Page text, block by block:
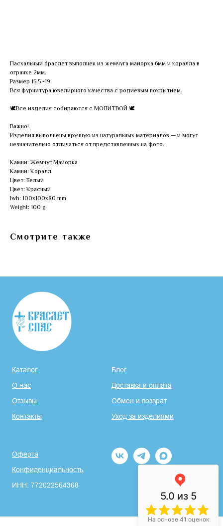
Пасхальный браслет выполнен из жемчуга майорка 6мм и коралла в
огранке 2мм.
Размер 15,5 -19
Вся фурнитура ювелирного качества с родиевым покрытием.
🕊Все изделия собираются с МОЛИТВОЙ 🕊
Важно!
Изделия выполнены вручную из натуральных материалов — и могут
незначительно отличаться от представленных на фото.
Камни: Жемчуг Майорка
Камни: Коралл
Цвет: Белый
Цвет: Красный
lwh: 100x100x80 mm
Weight: 100 g
Смотрите также
Каталог
О нас
Отзывы
Контакты
Блог
Доставка и оплата
Обмен и возврат
Уход за изделиями
Оферта
Конфиденциальность
ИНН: 772022564368
5.0 из 5
На основе 41 оценок